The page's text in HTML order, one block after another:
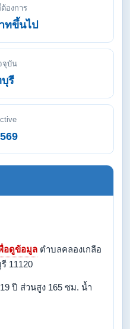
องการ
ทขึ้นไป
จุบัน
รี
อดูข้อมูล ตำบลคลองเกลือ
11120
ปี ส่วนสูง 165 ซม. น้ำ